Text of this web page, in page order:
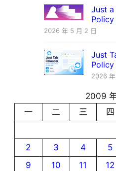
Just a
Policy
2026 年 5 月 2 日
Just
Policy
2026
2009
一
二 三 四
2
3 4 5
9
10 11 12